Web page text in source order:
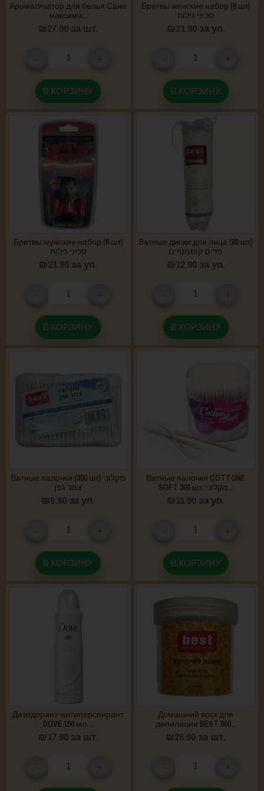
Ароматизатор для белья Сано
максима...
₪27.90 за шт.
В КОРЗИНУ
Бритвы женские набор (6 шт)
סכיני גילוח
₪21.90 за уп.
В КОРЗИНУ
Бритвы мужские набор (6 шт)
סכיני גילוח
₪21.90 за уп.
В КОРЗИНУ
Ватные диски для лица (80 шт)
פדים קוסמטיים
₪12.90 за уп.
В КОРЗИНУ
Ватные палочки (300 шт) מקלוני
צמר גפן
₪9.90 за уп.
В КОРЗИНУ
Ватные палочки COTTONE
SOFT 300 шт. מקלוני...
₪11.90 за уп.
В КОРЗИНУ
Дезодорант-антиперспирант
DOVE 150 мл....
₪17.90 за шт.
Домашний воск для
депиляции BEST 500...
₪26.90 за шт.